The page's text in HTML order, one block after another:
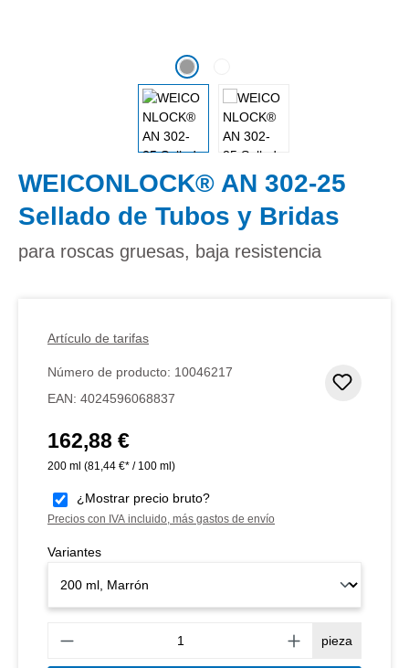
WEICONLOCK® AN 302-25
Sellado de Tubos y Bridas
para roscas gruesas, baja resistencia
Artículo de tarifas
Número de producto: 10046217
EAN: 4024596068837
Precio normal:
162,88 €
200 ml (81,44 €* / 100 ml)
¿Mostrar precio bruto?
Precios con IVA incluido, más gastos de envío
Variantes
pieza